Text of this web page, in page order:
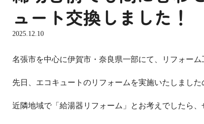
ュート交換しました！
2025.12.10
名張市を中心に伊賀市・奈良県一部にて、リフォー
先日、エコキュートのリフォームを実施いたしまし
近隣地域で「給湯器リフォーム」とお考えでしたら、